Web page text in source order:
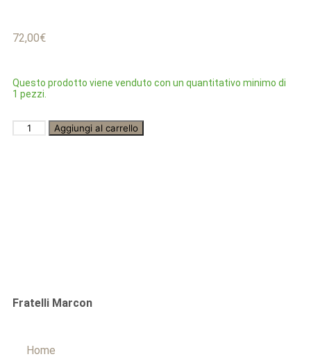
72,00€
Questo prodotto viene venduto con un quantitativo minimo di
1 pezzi.
Aggiungi al carrello
Fratelli Marcon
Home